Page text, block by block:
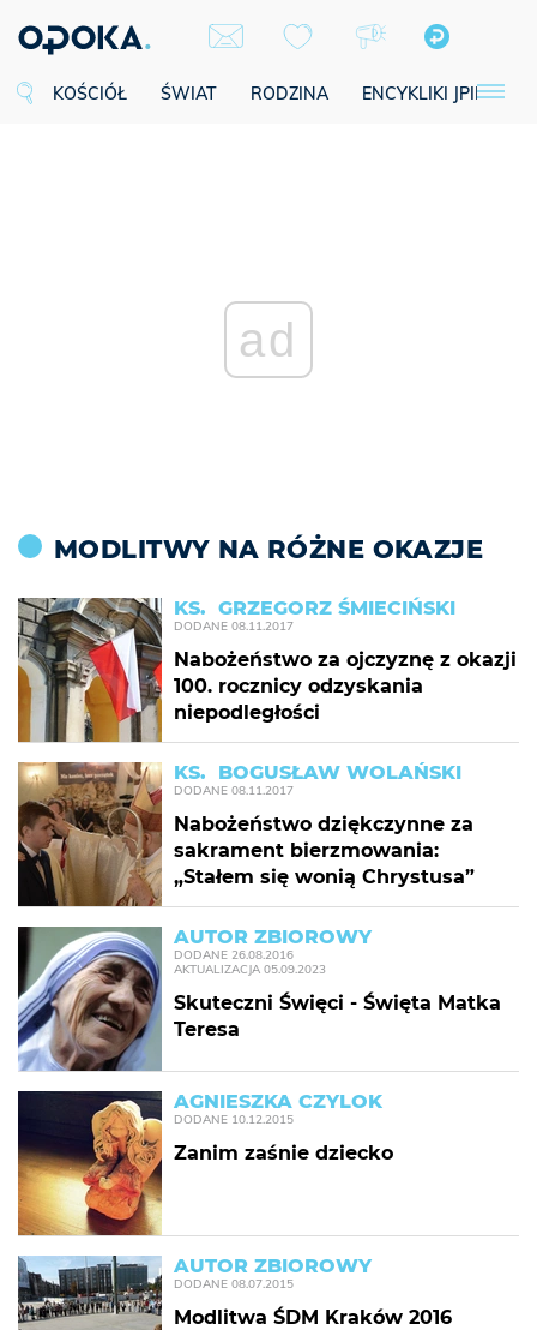
KOŚCIÓŁ ŚWIAT RODZINA ENCYKLIKI JPII
ad
MODLITWY NA RÓŻNE OKAZJE
KS. GRZEGORZ ŚMIECIŃSKI
DODANE 08.11.2017
Nabożeństwo za ojczyznę z okazji
100. rocznicy odzyskania
niepodległości
KS. BOGUSŁAW WOLAŃSKI
DODANE 08.11.2017
Nabożeństwo dziękczynne za
sakrament bierzmowania:
„Stałem się wonią Chrystusa”
AUTOR ZBIOROWY
DODANE 26.08.2016
AKTUALIZACJA 05.09.2023
Skuteczni Święci - Święta Matka
Teresa
AGNIESZKA CZYLOK
DODANE 10.12.2015
Zanim zaśnie dziecko
AUTOR ZBIOROWY
DODANE 08.07.2015
Modlitwa ŚDM Kraków 2016